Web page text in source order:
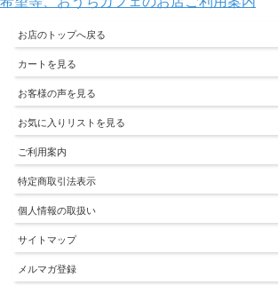
お店のトップへ戻る
カートを見る
お客様の声を見る
お気に入りリストを見る
ご利用案内
特定商取引法表示
個人情報の取扱い
サイトマップ
メルマガ登録